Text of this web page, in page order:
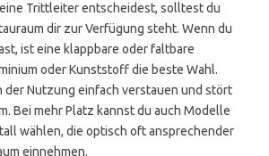
Trittleiter entscheidest, solltest du
dir zur Verfügung steht. Wenn du
ist eine klappbare oder faltbare
oder Kunststoff die beste Wahl.
der Nutzung einfach verstauen und stört
Bei mehr Platz kannst du auch Modelle
wählen, die optisch oft ansprechender
einnehmen.